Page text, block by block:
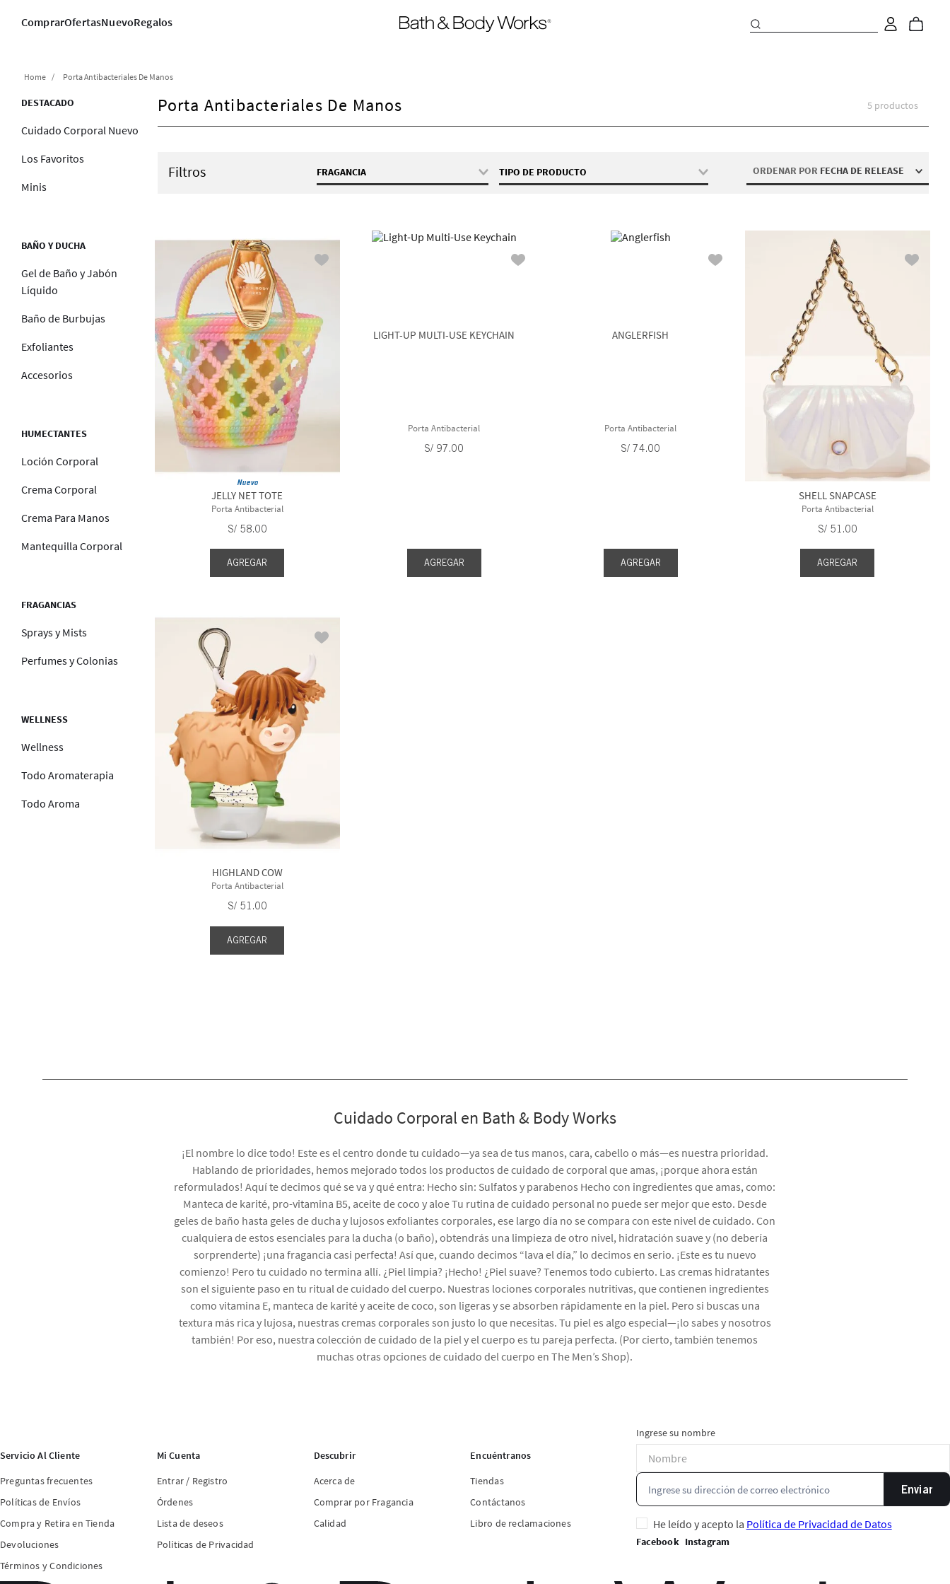
ComprarOfertasNuevoRegalos
Porta Antibacteriales De Manos
DESTACADO
Cuidado Corporal Nuevo
Los Favoritos
Minis
BAÑO Y DUCHA
Gel de Baño y Jabón
Líquido
Baño de Burbujas
Exfoliantes
Accesorios
HUMECTANTES
Loción Corporal
Crema Corporal
Crema Para Manos
Mantequilla Corporal
FRAGANCIAS
Sprays y Mists
Perfumes y Colonias
WELLNESS
Wellness
Todo Aromaterapia
Todo Aroma
Porta Antibacteriales De Manos 5 productos
Filtros
FRAGANCIA
Light-Up Multi-Use Keychain
TIPO DE PRODUCTO
ORDENAR POR FECHA DE RELEASE
Nuevo
JELLY NET TOTE
Porta Antibacterial
S/ 58.00
AGREGAR
LIGHT-UP MULTI-USE KEYCHAIN
Porta Antibacterial
S/ 97.00
AGREGAR
ANGLERFISH
Porta Antibacterial
S/ 74.00
AGREGAR
SHELL SNAPCASE
Porta Antibacterial
S/ 51 .00
AGREGAR
HIGHLAND COW
Porta Antibacterial
S/ 51.00
AGREGAR
Cuidado Corporal en Bath & Body Works
¡El nombre lo dice todo! Este es el centro donde tu cuidado—ya sea de tus manos, cara, cabello o más—es nuestra prioridad.
Hablando de prioridades, hemos mejorado todos los productos de cuidado de corporal que amas, ¡porque ahora están
reformulados! Aquí te decimos qué se va y qué entra: Hecho sin: Sulfatos y parabenos Hecho con ingredientes que amas, como:
Manteca de karité, pro-vitamina B5, aceite de coco y aloe Tu rutina de cuidado personal no puede ser mejor que esto. Desde
geles de baño hasta geles de ducha y lujosos exfoliantes corporales, ese largo día no se compara con este nivel de cuidado. Con
cualquiera de estos esenciales para la ducha (o baño), obtendrás una limpieza de otro nivel, hidratación suave y (no debería
sorprenderte) ¡una fragancia casi perfecta! Así que, cuando decimos “lava el día,” lo decimos en serio. ¡Este es tu nuevo
comienzo! Pero tu cuidado no termina allí. ¿Piel limpia? ¡Hecho! ¿Piel suave? Tenemos todo cubierto. Las cremas hidratantes
son el siguiente paso en tu ritual de cuidado del cuerpo. Nuestras lociones corporales nutritivas, que contienen ingredientes
como vitamina E, manteca de karité y aceite de coco, son ligeras y se absorben rápidamente en la piel. Pero si buscas una
textura más rica y lujosa, nuestras cremas corporales son justo lo que necesitas. Tu piel es algo especial—¡lo sabes y nosotros
también! Por eso, nuestra colección de cuidado de la piel y el cuerpo es tu pareja perfecta. (Por cierto, también tenemos
muchas otras opciones de cuidado del cuerpo en The Men’s Shop).
Servicio Al Cliente
Preguntas frecuentes
Políticas de Envíos
Compra y Retira en Tienda
Devoluciones
Términos y Condiciones
Mi Cuenta
Entrar / Registro
Órdenes
Lista de deseos
Políticas de Privacidad
Descubrir
Acerca de
Comprar por Fragancia
Calidad
Encuéntranos
Tiendas
Contáctanos
Libro de reclamaciones
Ingrese su nombre
Enviar
He leído y acepto la Política de Privacidad de Datos